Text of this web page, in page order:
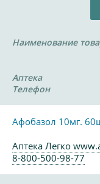
Наименование
Аптека
Телефон
Афобазол 10мг.
Аптека Легко
8-800-500-98-77